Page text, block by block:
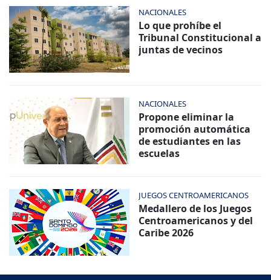
NACIONALES
Lo que prohíbe el
Tribunal Constitucional a
juntas de vecinos
NACIONALES
Propone eliminar la
promoción automática
de estudiantes en las
escuelas
JUEGOS CENTROAMERICANOS
Medallero de los Juegos
Centroamericanos y del
Caribe 2026